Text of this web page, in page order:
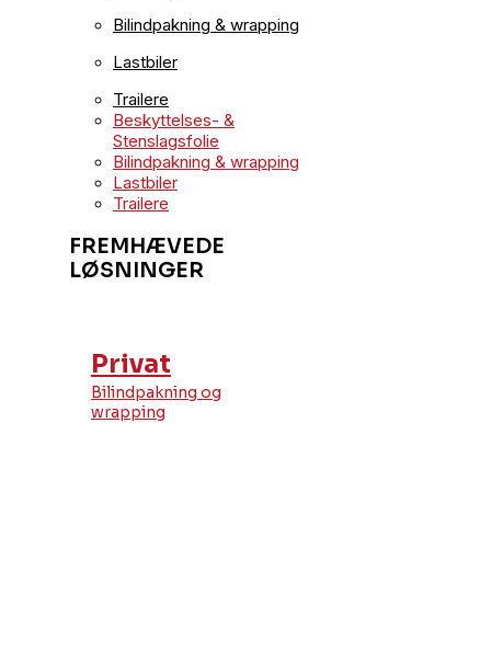
Bilindpakning & wrapping
Lastbiler
Trailere
Beskyttelses- &
Stenslagsfolie
Bilindpakning & wrapping
Lastbiler
Trailere
FREMHÆVEDE
LØSNINGER
Privat
Bilindpakning og
wrapping